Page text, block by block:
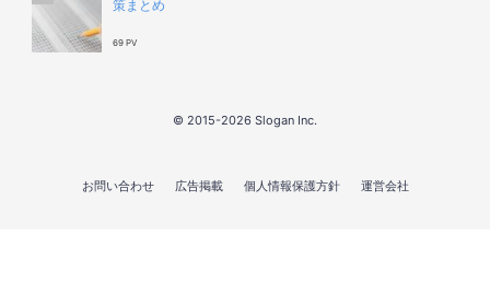
策まとめ
69 PV
© 2015-2026 Slogan Inc.
お問い合わせ 広告掲載 個人情報保護方針 運営会社